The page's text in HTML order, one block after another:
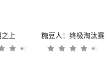
上 糖豆人：终极淘汰赛